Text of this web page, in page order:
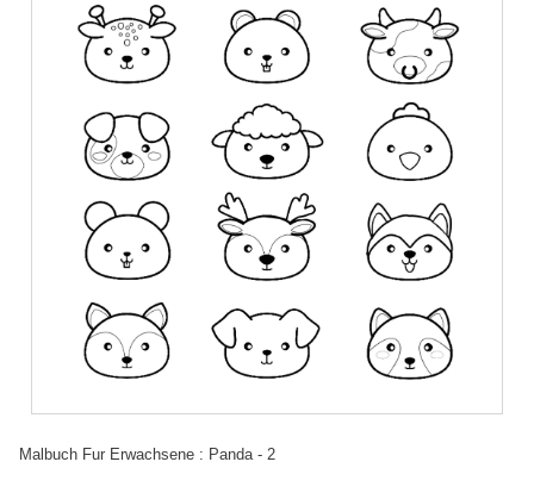
Malbuch Fur Erwachsene : Panda - 2